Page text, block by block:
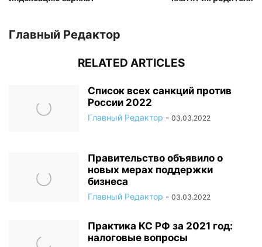
Главный Редактор
RELATED ARTICLES
Список всех санкций против
России 2022
Главный Редактор - 03.03.2022
Правительство объявило о
новых мерах поддержки
бизнеса
Главный Редактор - 03.03.2022
Практика КС РФ за 2021 год:
налоговые вопросы